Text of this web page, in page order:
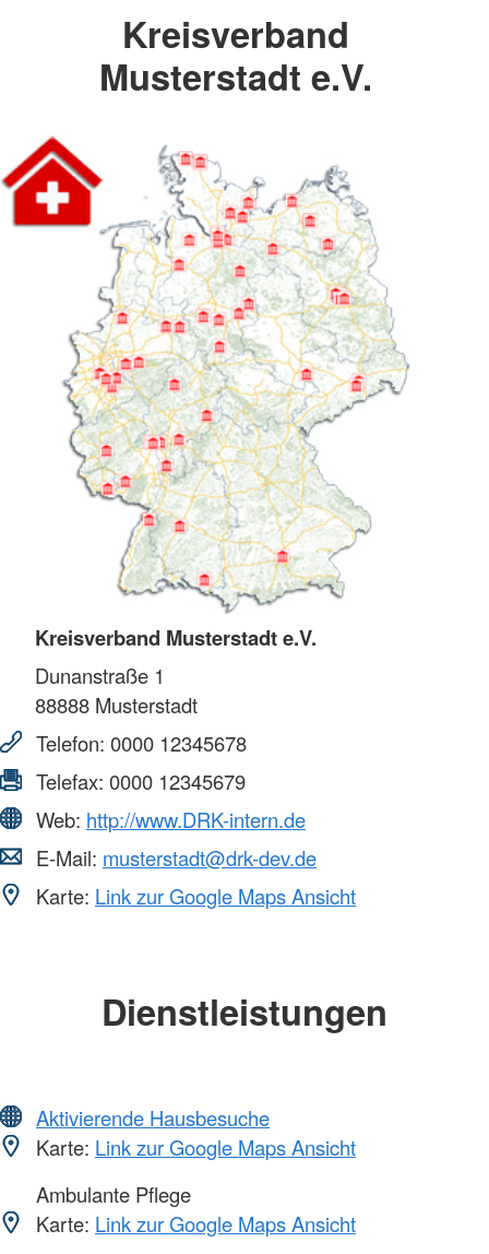
Kreisverband
Musterstadt e.V.
Kreisverband Musterstadt e.V.
Dunanstraße 1
88888 Musterstadt
Telefon: 0000 12345678
Telefax: 0000 12345679
Web: http://www.DRK-intern.de
E-Mail: musterstadt@drk-dev.de
Karte: Link zur Google Maps Ansicht
Dienstleistungen
Aktivierende Hausbesuche
Karte: Link zur Google Maps Ansicht
Ambulante Pflege
Karte: Link zur Google Maps Ansicht